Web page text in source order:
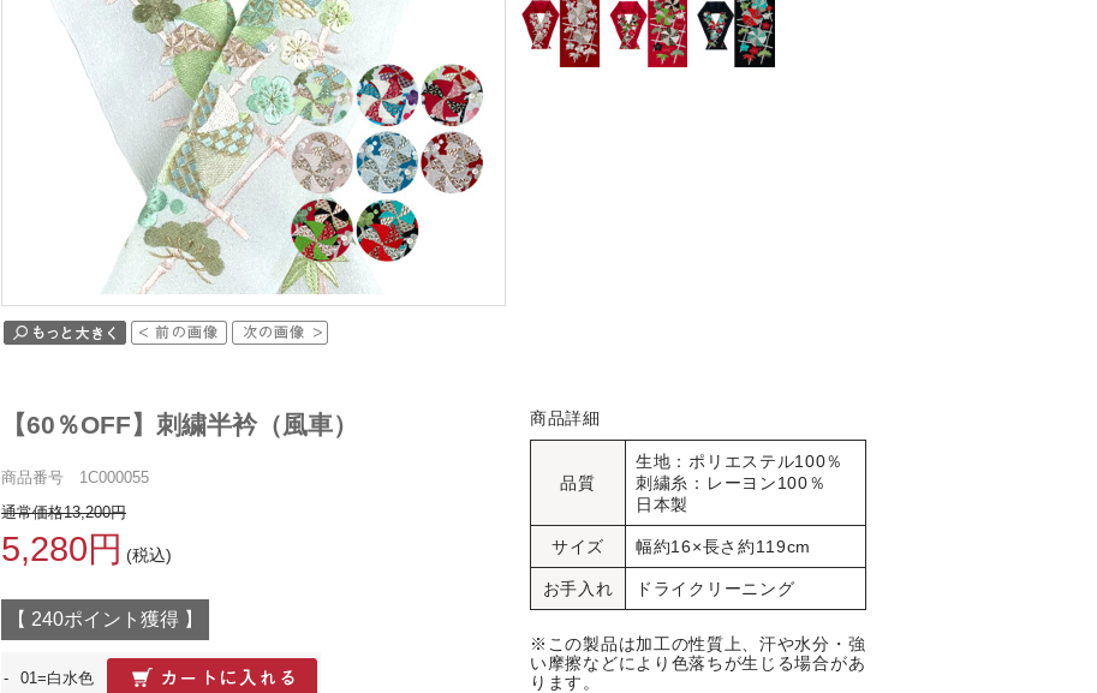
商品詳細
品質
生地：ポリエステル100％
刺繍糸：レーヨン100％
日本製
サイズ 幅約16×長さ約119cm
お手入れ ドライクリーニング
※この製品は加工の性質上、汗や水分・強
い摩擦などにより色落ちが生じる場合があ
ります。
【60％OFF】刺繍半衿（風車）
商品番号 1C000055
通常価格13,200円
5,280円 (税込)
【 240ポイント獲得 】
- 01=白水色